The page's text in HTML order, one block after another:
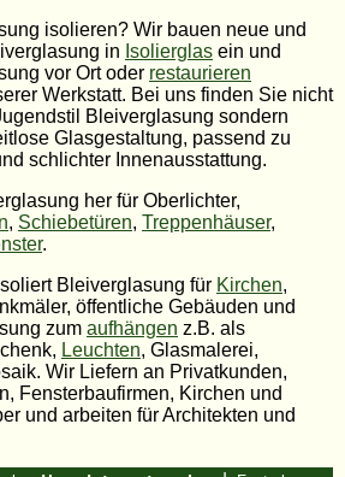
isolieren? Wir bauen neue und
in Isolierglas ein und
vor Ort oder restaurieren
Werkstatt. Bei uns finden Sie nicht
Bleiverglasung sondern
Glasgestaltung, passend zu
schlichter Innenausstattung.
her für Oberlichter,
, Schiebetüren, Treppenhäuser,
.
Bleiverglasung für Kirchen,
öffentliche Gebäuden und
zum aufhängen z.B. als
Leuchten, Glasmalerei,
Wir Liefern an Privatkunden,
Fensterbaufirmen, Kirchen und
und arbeiten für Architekten und